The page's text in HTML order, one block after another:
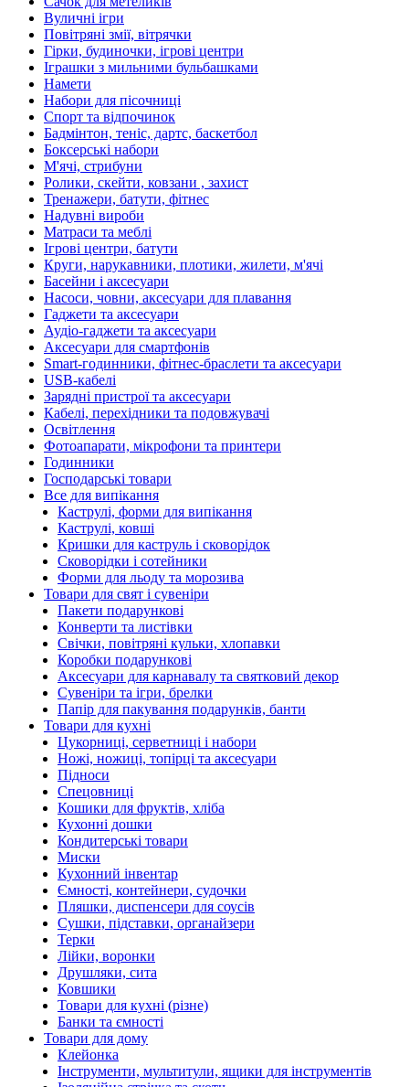
Вуличні ігри
Повітряні змії, вітрячки
Гірки, будиночки, ігрові центри
Іграшки з мильними бульбашками
Намети
Набори для пісочниці
Спорт та відпочинок
Бадмінтон, теніс, дартс, баскетбол
Боксерські набори
М'ячі, стрибуни
Ролики, скейти, ковзани , захист
Тренажери, батути, фітнес
Надувні вироби
Матраси та меблі
Ігрові центри, батути
Круги, нарукавники, плотики, жилети, м'ячі
Басейни і аксесуари
Насоси, човни, аксесуари для плавання
Гаджети та аксесуари
Аудіо-гаджети та аксесуари
Аксесуари для смартфонів
Smart-годинники, фітнес-браслети та аксесуари
USB-кабелі
Зарядні пристрої та аксесуари
Кабелі, перехідники та подовжувачі
Освітлення
Фотоапарати, мікрофони та принтери
Годинники
Господарські товари
Все для випікання
Каструлі, форми для випікання
Каструлі, ковші
Кришки для каструль і сковорідок
Сковорідки і сотейники
Форми для льоду та морозива
Товари для свят і сувеніри
Пакети подарункові
Конверти та листівки
Свічки, повітряні кульки, хлопавки
Коробки подарункові
Аксесуари для карнавалу та святковий декор
Сувеніри та ігри, брелки
Папір для пакування подарунків, банти
Товари для кухні
Цукорниці, серветниці і набори
Ножі, ножиці, топірці та аксесуари
Підноси
Спецовниці
Кошики для фруктів, хліба
Кухонні дошки
Кондитерські товари
Миски
Кухонний інвентар
Ємності, контейнери, судочки
Пляшки, диспенсери для соусів
Сушки, підставки, органайзери
Терки
Лійки, воронки
Друшляки, сита
Ковшики
Товари для кухні (різне)
Банки та ємності
Товари для дому
Клейонка
Інструменти, мультитули, ящики для інструментів